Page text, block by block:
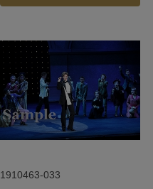
1910463-033